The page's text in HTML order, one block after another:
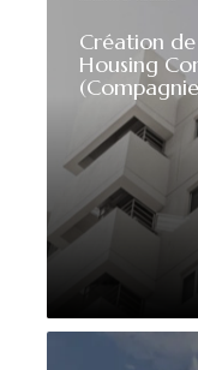
Création
Housing